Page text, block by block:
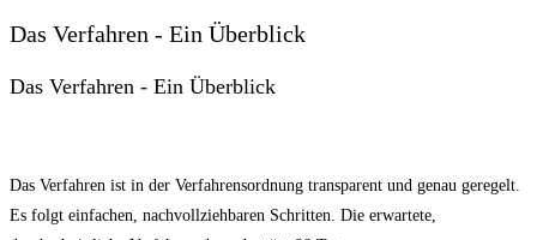
Das Verfahren - Ein Überblick
Das Verfahren - Ein Überblick
Das Verfahren ist in der Verfahrensordnung transparent und genau geregelt.
Es folgt einfachen, nachvollziehbaren Schritten. Die erwartete,